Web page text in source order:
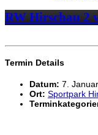
RW Hirschau 2
Termin Details
Datum: 7.
Ort: Sportpark